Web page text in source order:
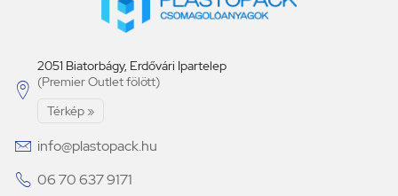

2051 Biatorbágy, Erdővári Ipartelep
(Premier Outlet fölött)
Térkép »
 info@plastopack.hu
 06 70 637 9171